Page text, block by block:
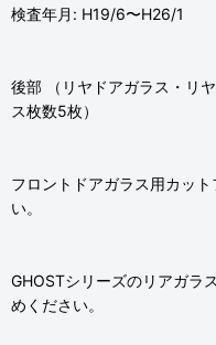
検査年月: H19/6〜H26/1
後部 （リヤドアガラス・リ
ス枚数5枚）
フロントドアガラス用カット
い。
GHOSTシリーズのリアガラ
めください。